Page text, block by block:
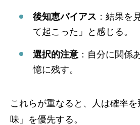
後知恵バイアス ：結果を
て起こった」と感じる。
選択的注意 ：自分に関係
憶に残す。
これらが重なると、人は確率
味」を優先する。